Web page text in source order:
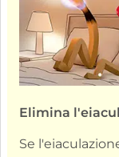
Elimina
Se